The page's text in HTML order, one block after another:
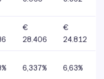
€
28.406
€
24.812
6,337% 6,63%